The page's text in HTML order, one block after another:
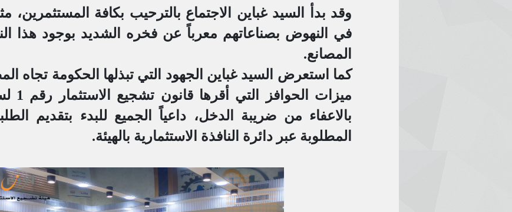
وقد بدأ السيد غباين الاجتماع بالترحيب بكافة المستثمرين،
في النهوض بصناعاتهم معرباً عن فخره الشديد بوجود هذا
المصانع.
كما استعرض السيد غباين الجهود التي تبذلها الحكومة تجاه
بالاعفاء من ضريبة الدخل، داعياً الجميع للبدء بتقديم
المطلوبة عبر دائرة النافذة الاستثمارية بالهيئة.